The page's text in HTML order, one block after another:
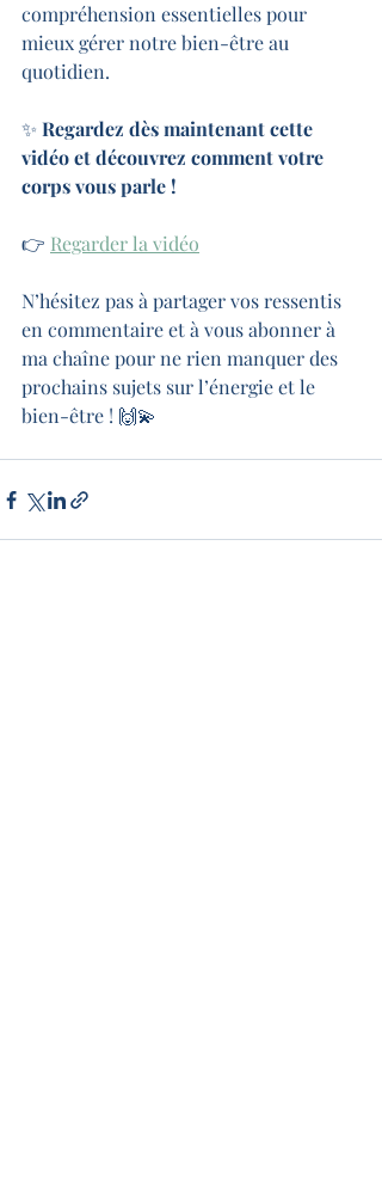
compréhension essentielles pour
mieux gérer notre bien-être au
quotidien.
✨ Regardez dès maintenant cette
vidéo et découvrez comment votre
corps vous parle !
👉 Regarder la vidéo
N’hésitez pas à partager vos ressentis
en commentaire et à vous abonner à
ma chaîne pour ne rien manquer des
prochains sujets sur l’énergie et le
bien-être ! 🙌💫